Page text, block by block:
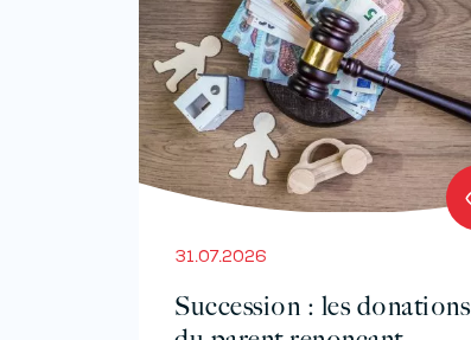
31.07.2026
Succession : les donations